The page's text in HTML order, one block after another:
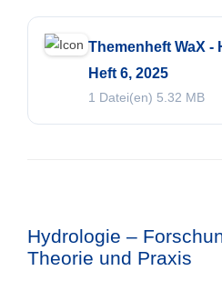
Themenheft WaX -
Heft 6, 2025
1 Datei(en) 5.32 MB
Hydrologie –
Theorie und Praxis